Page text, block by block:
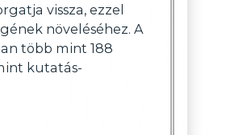
vissza, ezzel
növeléséhez. A
több mint 188
kutatás-